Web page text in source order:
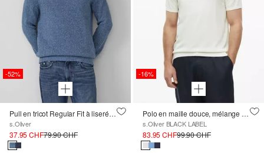
-52%
Pull en tricot Regular Fit à liseré côtelé
s.Oliver
37.95 CHF79.90 CHF
-16%
Polo en maille douce, mélange de coton et de soie
s.Oliver BLACK LABEL
83.95 CHF99.90 CHF